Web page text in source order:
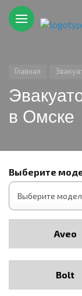
Главная
в Омске
Выберите
Aveo
Bolt